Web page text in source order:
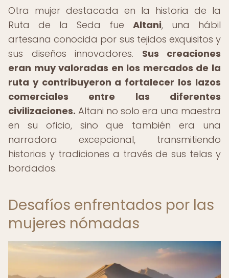
Otra mujer destacada en la historia de la
Ruta de la Seda fue Altani, una hábil
artesana conocida por sus tejidos exquisitos y
sus diseños innovadores. Sus creaciones
eran muy valoradas en los mercados de la
ruta y contribuyeron a fortalecer los lazos
comerciales entre las diferentes
civilizaciones. Altani no solo era una maestra
en su oficio, sino que también era una
narradora excepcional, transmitiendo
historias y tradiciones a través de sus telas y
bordados.
Desafíos enfrentados por las
mujeres nómadas